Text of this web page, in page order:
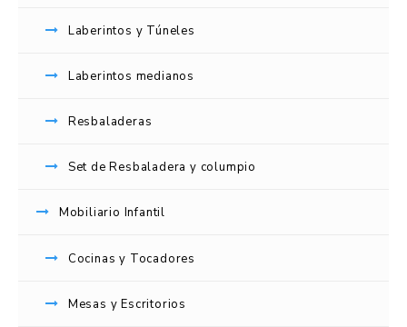
Laberintos y Túneles
Laberintos medianos
Resbaladeras
Set de Resbaladera y columpio
Mobiliario Infantil
Cocinas y Tocadores
Mesas y Escritorios
¿Olvidaste la contraseña?
Contraseña *